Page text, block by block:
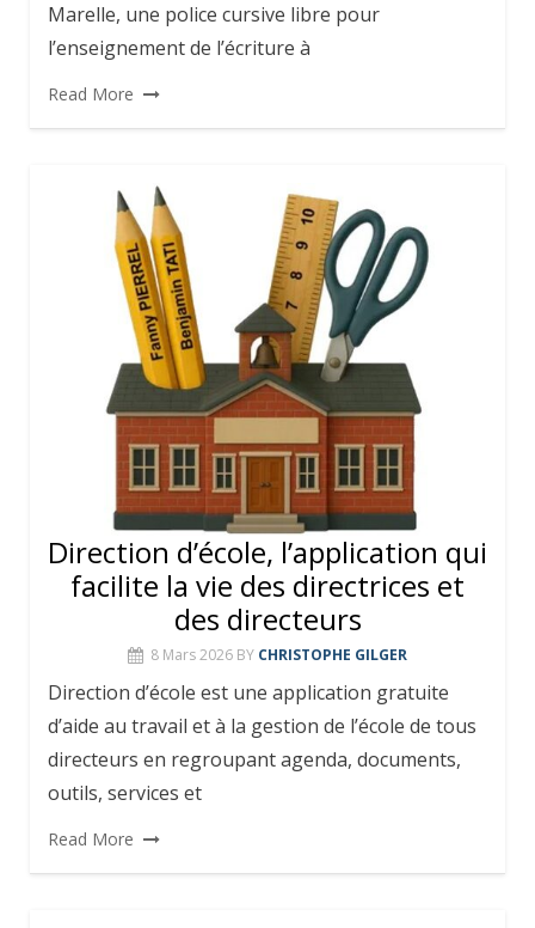
Marelle, une police cursive libre pour
l’enseignement de l’écriture à
Read More
Direction d’école, l’application qui
facilite la vie des directrices et
des directeurs
8 Mars 2026 BY CHRISTOPHE GILGER
Direction d’école est une application gratuite
d’aide au travail et à la gestion de l’école de tous
directeurs en regroupant agenda, documents,
outils, services et
Read More